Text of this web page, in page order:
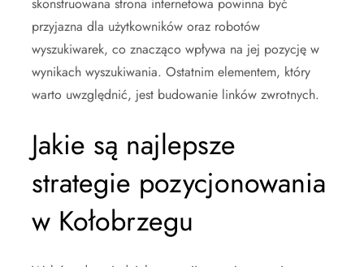
przyjazna dla użytkowników oraz robotów
wyszukiwarek, co znacząco wpływa na jej pozycję w
wynikach wyszukiwania. Ostatnim elementem, który
warto uwzględnić, jest budowanie linków zwrotnych.
Jakie są najlepsze
strategie pozycjonowania
w Kołobrzegu